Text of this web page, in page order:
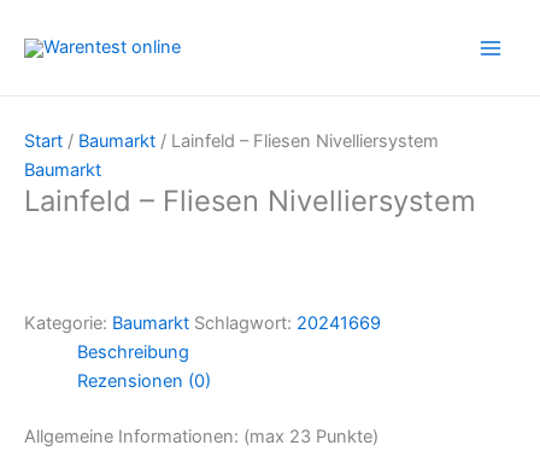
Inhalt
Start / Baumarkt / Lainfeld – Fliesen Nivelliersystem
Baumarkt
Lainfeld – Fliesen Nivelliersystem
Kategorie: Baumarkt Schlagwort: 20241669
Beschreibung
Rezensionen (0)
Allgemeine Informationen: (max 23 Punkte)